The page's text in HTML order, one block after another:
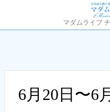
マダムライブ
6月20日〜